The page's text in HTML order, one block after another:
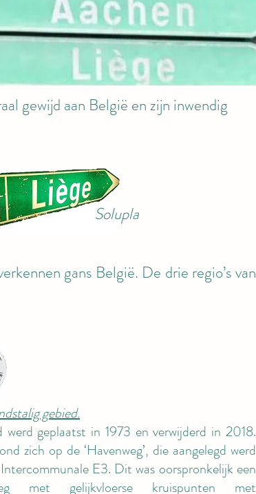
gewijd aan België en zijn inwendig
Solupla
gans België. De drie regio’s van
gebied.
geplaatst in 1973 en verwijderd in 2018.
zich op de ‘Havenweg’, die aangelegd werd
E3. Dit was oorspronkelijk een
met gelijkvloerse kruispunten met